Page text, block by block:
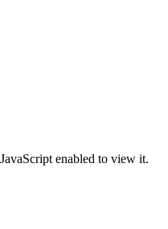
enabled to view it.